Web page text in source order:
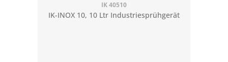
IK 40510
IK-INOX 10, 10 Ltr Industriesprühgerät